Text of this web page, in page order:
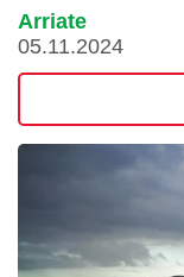
Arriate
05.11.2024